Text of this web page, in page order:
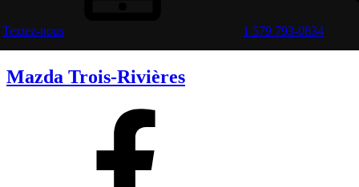
Textez-nous 1 579 793-0834
Mazda Trois-Rivières